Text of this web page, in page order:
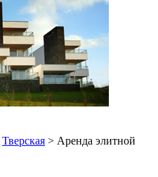
Тверская > Аренда элитной